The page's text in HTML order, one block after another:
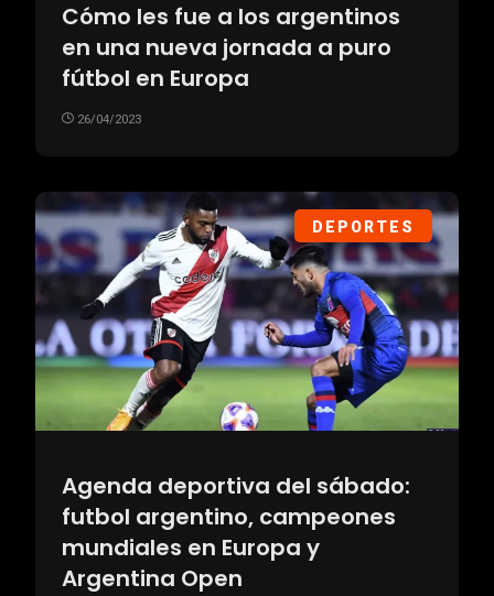
Cómo les fue a los argentinos
en una nueva jornada a puro
fútbol en Europa
26/04/2023
DEPORTES
Agenda deportiva del sábado:
futbol argentino, campeones
mundiales en Europa y
Argentina Open